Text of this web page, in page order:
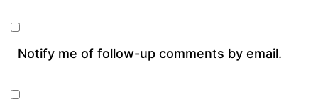
Notify me of follow-up comments by email.